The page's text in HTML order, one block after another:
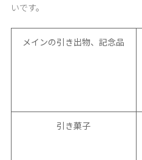
いです。
メインの引き出物、記念品
引き菓子